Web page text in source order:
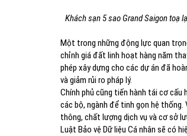
Khách sạn 5 sao Grand Saigon toạ
Một trong những động lực quan
chỉnh giá đất linh hoạt hàng năm
phép xây dựng cho các dự án đã
và giảm rủi ro pháp lý.
Chính phủ cũng tiến hành tái cơ
các bộ, ngành để tinh gọn hệ
thông, chất lượng dịch vụ và cơ sở
Luật Bảo vệ Dữ liệu Cá nhân sẽ có